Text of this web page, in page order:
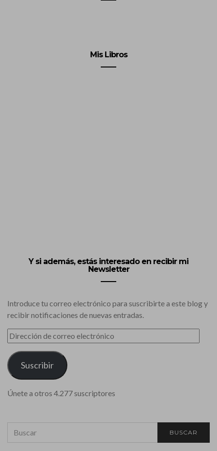
Mis Libros
Y si además, estás interesado en recibir mi
Newsletter
Introduce tu correo electrónico para suscribirte a este blog y
recibir notificaciones de nuevas entradas.
DIRECCIÓN
DE
CORREO
ELECTRÓNICO
Suscribir
Únete a otros 4.277 suscriptores
FOR:
BUSCAR